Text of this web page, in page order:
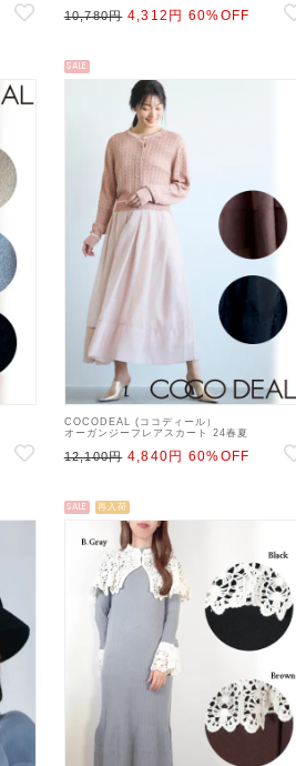
10,780円 4,312円 60%OFF
SALE
COCODEAL (ココディール）
オーガンジーフレアスカート 24春夏
12,100円 4,840円 60%OFF
SALE 再入荷